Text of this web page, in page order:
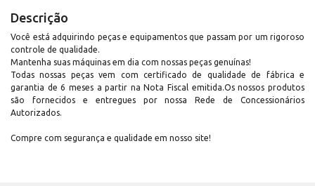
Descrição
Você está adquirindo peças e equipamentos que passam por um rigoroso
controle de qualidade.
Mantenha suas máquinas em dia com nossas peças genuínas!
Todas nossas peças vem com certificado de qualidade de fábrica e
garantia de 6 meses a partir na Nota Fiscal emitida.Os nossos produtos
são fornecidos e entregues por nossa Rede de Concessionários
Autorizados.
Compre com segurança e qualidade em nosso site!